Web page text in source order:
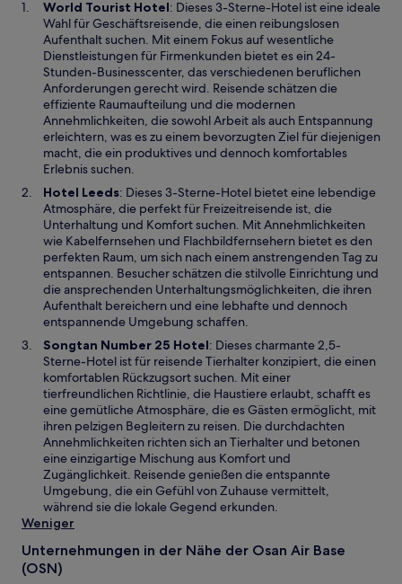
World Tourist HotelW
i
r
d
i
n
e
i
n
e
n
e
u
e
n
F
e
n
s
t
e
r
g
e
ö
f
f
n
e
t
: Dieses 3-Sterne-Hotel ist eine ideale
Wahl für Geschäftsreisende, die einen reibungslosen
Aufenthalt suchen. Mit einem Fokus auf wesentliche
Dienstleistungen für Firmenkunden bietet es ein 24-
Stunden-Businesscenter, das verschiedenen beruflichen
Anforderungen gerecht wird. Reisende schätzen die
effiziente Raumaufteilung und die modernen
Annehmlichkeiten, die sowohl Arbeit als auch Entspannung
erleichtern, was es zu einem bevorzugten Ziel für diejenigen
macht, die ein produktives und dennoch komfortables
Erlebnis suchen.
Hotel LeedsW
i
r
d
i
n
e
i
n
m
n
e
u
e
n
F
e
n
s
t
r
g
: Dieses 3-Sterne-Hotel bietet eine lebendige
Atmosphäre, die perfekt für Freizeitreisende ist, die
Unterhaltung und Komfort suchen. Mit Annehmlichkeiten
wie Kabelfernsehen und Flachbildfernsehern bietet es den
perfekten Raum, um sich nach einem anstrengenden Tag zu
entspannen. Besucher schätzen die stilvolle Einrichtung und
die ansprechenden Unterhaltungsmöglichkeiten, die ihren
Aufenthalt bereichern und eine lebhafte und dennoch
entspannende Umgebung schaffen.
Songtan Number 25 HotelW
i
r
d
n
e
i
n
e
m
u
: Dieses charmante 2,5-
Sterne-Hotel ist für reisende Tierhalter konzipiert, die einen
komfortablen Rückzugsort suchen. Mit einer
tierfreundlichen Richtlinie, die Haustiere erlaubt, schafft es
eine gemütliche Atmosphäre, die es Gästen ermöglicht, mit
ihren pelzigen Begleitern zu reisen. Die durchdachten
Annehmlichkeiten richten sich an Tierhalter und betonen
eine einzigartige Mischung aus Komfort und
Zugänglichkeit. Reisende genießen die entspannte
Umgebung, die ein Gefühl von Zuhause vermittelt,
während sie die lokale Gegend erkunden.
Weniger
Unternehmungen in der Nähe der Osan Air Base
(OSN)